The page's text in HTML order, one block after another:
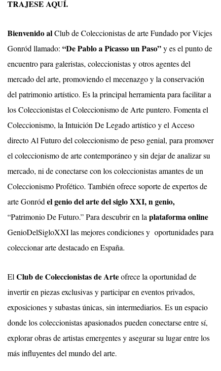
TRAJESE AQUÍ.
Bienvenido alClub de Coleccionistas de arte Fundado por Vicjes
Gonród llamado: “De Pablo a Picasso un Paso”y es el punto de
encuentro para galeristas, coleccionistas y otros agentes del
mercado del arte, promoviendo el mecenazgo y la conservación
del patrimonio artístico. Es la principal herramienta para facilitar a
los Coleccionistas el Coleccionismo de Arte puntero. Fomenta el
Coleccionismo, la Intuición De Legado artístico y el Acceso
directo Al Futuro del coleccionismo de peso genial, para promover
el coleccionismo de arte contemporáneo y sin dejar de analizar su
mercado, ni de conectarse con los coleccionistas amantes de un
Coleccionismo Profético. También ofrece soporte de expertos de
arte Gonródel genio del arte del siglo XXI, n genio,
“Patrimonio De Futuro.” Para descubrir en laplataforma online
GenioDelSigloXXI las mejores condiciones y oportunidades para
coleccionar arte destacado en España.
ElClub de Coleccionistas de Arteofrece la oportunidad de
invertir en piezas exclusivas y participar en eventos privados,
exposiciones y subastas únicas, sin intermediarios. Es un espacio
donde los coleccionistas apasionados pueden conectarse entre sí,
explorar obras de artistas emergentes y asegurar su lugar entre los
más influyentes del mundo del arte.